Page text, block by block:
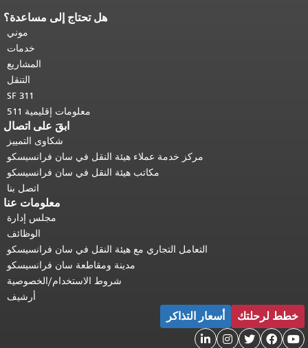
هل تحتاج إلى مساعدة؟
موني
خدمات
المشاريع
التنقل
SF 311
معلومات إقليمية 511
ابقَ على اتصال
شكاوى التمييز
مركز خدمة عملاء هيئة النقل في سان فرانسيسكو
مكاتب هيئة النقل في سان فرانسيسكو
اتصل بنا
معلومات عنا
مجلس إدارة
الوظائف
التعامل التجاري مع هيئة النقل في سان فرانسيسكو
مدينة ومقاطعة سان فرانسيسكو
شروط الاستخدام/الخصوصية
أرشيف
خطط لرحلتك أسعار التذاكر




